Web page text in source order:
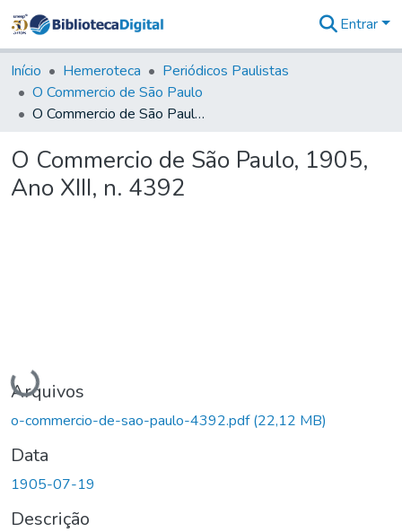
&
Coleções
Tudo na
Biblioteca
Estatísticas
Entrar
Início Hemeroteca
Periódicos Paulistas
O Commercio de São Paulo
O Commercio de São Paulo, 1905, Ano XIII, n. 4392
O Commercio de São Paulo, 1905,
Ano XIII, n. 4392
Carregando...
Arquivos
o-commercio-de-sao-paulo-4392.pdf(22,12 MB)
Data
1905-07-19
Descrição